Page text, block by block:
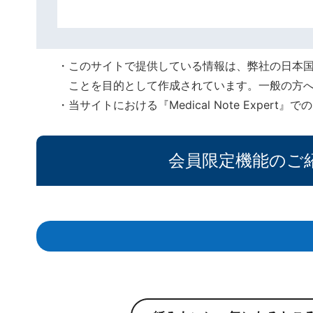
このサイトで提供している情報は、弊社の日本
ことを目的として作成されています。一般の方
当サイトにおける『Medical Note Expert』で
会員限定機能のご